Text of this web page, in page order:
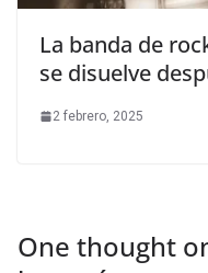
La banda de
se disuelve
2 febrero, 2025
One thought